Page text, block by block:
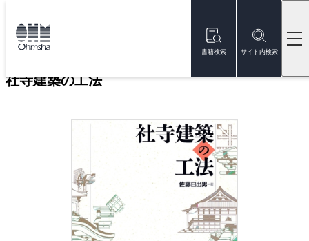
書籍検索 サイト内検索
トップ
社寺建築の工法